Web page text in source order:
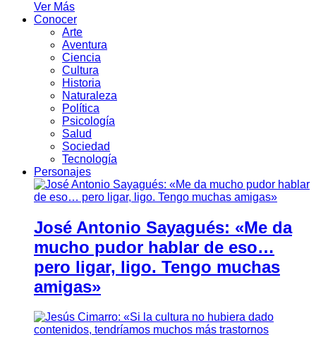
Ver Más
Conocer
Arte
Aventura
Ciencia
Cultura
Historia
Naturaleza
Política
Psicología
Salud
Sociedad
Tecnología
Personajes
José Antonio Sayagués: «Me da
mucho pudor hablar de eso…
pero ligar, ligo. Tengo muchas
amigas»